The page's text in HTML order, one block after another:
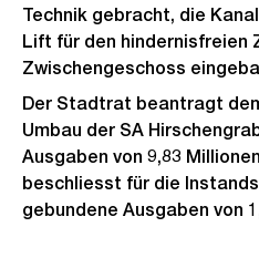
Technik gebracht, die
Lift für den hindernisfreien
Zwischengeschoss
Der Stadtrat beantragt
Umbau der SA
Ausgaben von 9,83
beschliesst für die
gebundene Ausgaben von